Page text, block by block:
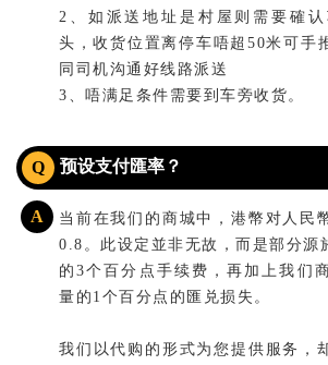
2、如派送地址是村屋则需要確
头，收货位置离停车唔超50米可手
同司机沟通好线路派送
3、唔满足条件需要到车旁收货。
Q 预设支付匯率？
A
当前在我们的商城中，港幣对人民
0.8。此设定並非无故，而是部分源
的3个百分点手续费，再加上我们
量的1个百分点的匯兑损失。
我们以代购的形式为您提供服务，